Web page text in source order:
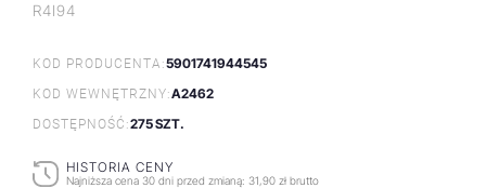
R4I94
KOD PRODUCENTA:5901741944545
KOD WEWNĘTRZNY:A2462
DOSTĘPNOŚĆ:275 SZT.
HISTORIA CENY
Najniższa cena 30 dni przed zmianą: 31,90 zł brutto